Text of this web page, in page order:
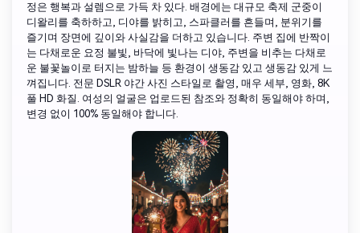
정은 행복과 설렘으로 가득 차 있다. 배경에는 대규모 축제 군중이
디왈리를 축하하고, 디야를 밝히고, 스파클러를 흔들며, 분위기를
즐기며 장면에 깊이와 사실감을 더하고 있습니다. 주변 집에 반짝이
는 다채로운 요정 불빛, 바닥에 빛나는 디야, 주변을 비추는 다채로
운 불꽃놀이로 터지는 밤하늘 등 환경이 생동감 있고 생동감 있게 느
껴집니다. 전문 DSLR 야간 사진 스타일로 촬영, 매우 세부, 영화, 8K
풀 HD 화질. 여성의 얼굴은 업로드된 참조와 정확히 동일해야 하며,
변경 없이 100% 동일해야 합니다.